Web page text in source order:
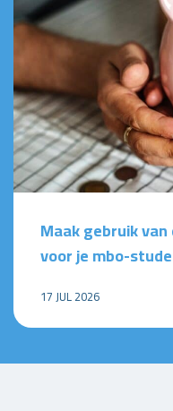
Maak gebruik
voor je mbo-
17 JUL 2026